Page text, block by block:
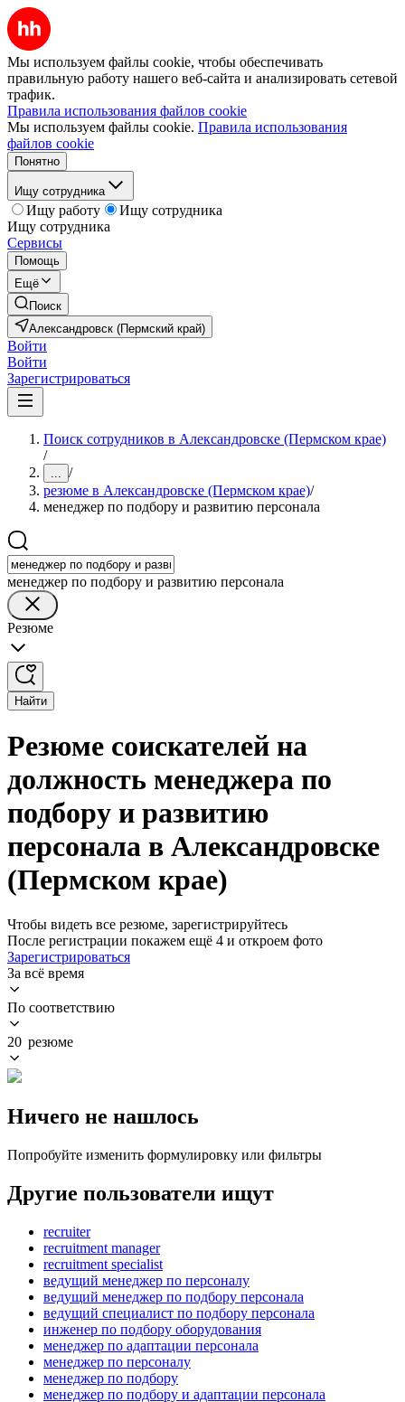
Мы используем файлы cookie, чтобы обеспечивать
правильную работу нашего веб-сайта и анализировать сетевой
трафик.
Правила использования файлов cookie
Мы используем файлы cookie. Правила использования
файлов cookie
Понятно
Ищу сотрудника
Ищу работу
Ищу сотрудника
Ищу сотрудника
Сервисы
Помощь
Ещё
Поиск
Александровск (Пермский край)
Войти
Войти
Зарегистрироваться
Поиск сотрудников в Александровске (Пермском крае)
/
... /
резюме в Александровске (Пермском крае)/
менеджер по подбору и развитию персонала
менеджер по подбору и развитию персонала
Резюме
Найти
Резюме соискателей на
должность менеджера по
подбору и развитию
персонала в Александровске
(Пермском крае)
Чтобы видеть все резюме, зарегистрируйтесь
После регистрации покажем ещё 4 и откроем фото
Зарегистрироваться
За всё время
По соответствию
20 резюме
Ничего не нашлось
Попробуйте изменить формулировку или фильтры
Другие пользователи ищут
recruiter
recruitment manager
recruitment specialist
ведущий менеджер по персоналу
ведущий менеджер по подбору персонала
ведущий специалист по подбору персонала
инженер по подбору оборудования
менеджер по адаптации персонала
менеджер по персоналу
менеджер по подбору
менеджер по подбору и адаптации персонала